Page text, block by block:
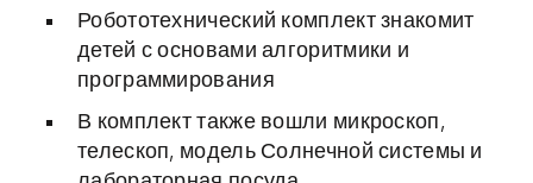
Робототехнический комплект знакомит
детей с основами алгоритмики и
программирования
В комплект также вошли микроскоп,
телескоп, модель Солнечной системы и